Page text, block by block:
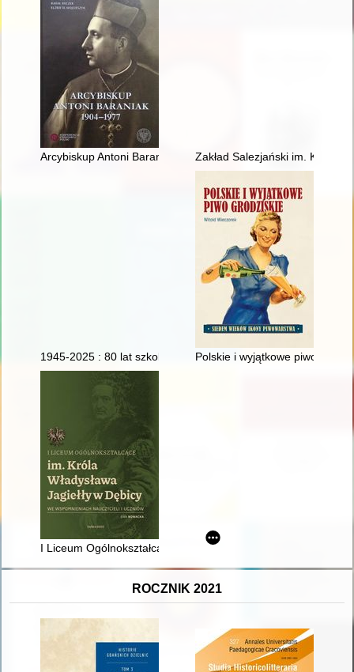
Arcybiskup Antoni Baraniak - sługa Kościoła w wieku
Zakład Salezjański im.
1945-2025 : 80 lat szkolnictwa leśnego w Goraju : monografia
Polskie i wyjątkowe piwo
I Liceum Ogólnokształcące im. Króla Władysław Jagiełły w
ROCZNIK 2021